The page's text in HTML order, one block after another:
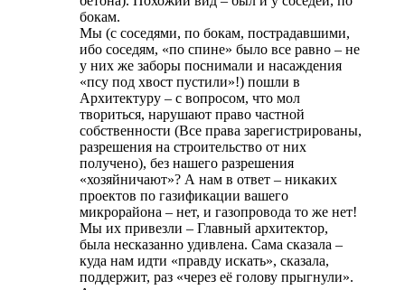
бокам.
Мы (с соседями, по бокам, пострадавшими,
ибо соседям, «по спине» было все равно – не
у них же заборы поснимали и насаждения
«псу под хвост пустили»!) пошли в
Архитектуру – с вопросом, что мол
твориться, нарушают право частной
собственности (Все права зарегистрированы,
разрешения на строительство от них
получено), без нашего разрешения
«хозяйничают»? А нам в ответ – никаких
проектов по газификации вашего
микрорайона – нет, и газопровода то же нет!
Мы их привезли – Главный архитектор,
была несказанно удивлена. Сама сказала –
куда нам идти «правду искать», сказала,
поддержит, раз «через её голову прыгнули».